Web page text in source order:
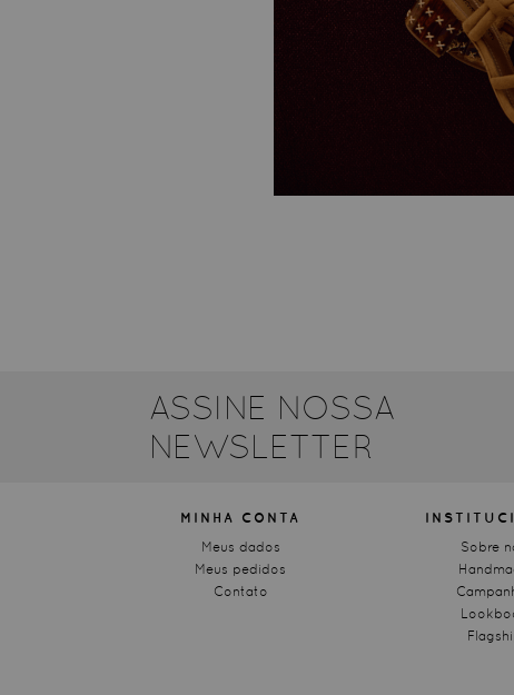
ASSINE NOSSA
NEWSLETTER
MINHA CONTA
Meus dados
Meus pedidos
Contato
Sobre